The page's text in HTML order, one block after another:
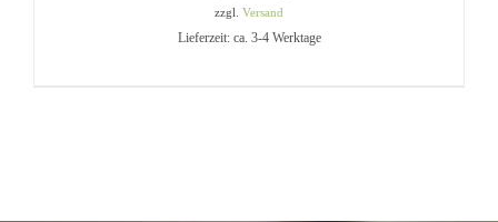
zzgl. Versand
Lieferzeit: ca. 3-4 Werktage